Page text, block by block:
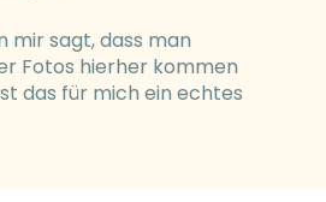
mir sagt, dass man
Fotos hierher kommen
das für mich ein echtes